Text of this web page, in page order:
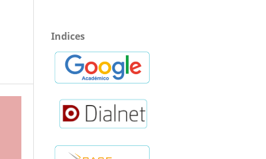
Indices